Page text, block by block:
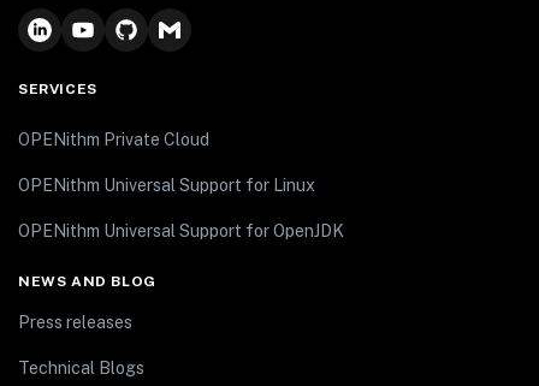
SERVICES
OPENithm Private Cloud
OPENithm Universal Support for Linux
OPENithm Universal Support for OpenJDK
NEWS AND BLOG
Press releases
Technical Blogs